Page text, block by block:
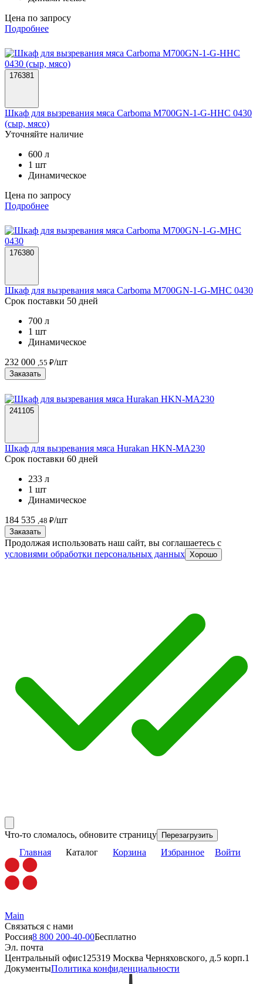
Цена по запросу
Подробнее
176381
Шкаф для вызревания мяса Carboma M700GN-1-G-HHC 0430
(сыр, мясо)
Уточняйте наличие
600 л
1 шт
Динамическое
Цена по запросу
Подробнее
176380
Шкаф для вызревания мяса Carboma M700GN-1-G-MHC 0430
Срок поставки 50 дней
700 л
1 шт
Динамическое
232 000 ,55 ₽/шт
Заказать
241105
Шкаф для вызревания мяса Hurakan HKN-MA230
Срок поставки 60 дней
233 л
1 шт
Динамическое
184 535 ,48 ₽/шт
Заказать
Продолжая использовать наш сайт, вы соглашаетесь c
условиями обработки персональных данных Хорошо
Что-то сломалось, обновите страницу Перезагрузить
Главная Каталог Корзина Избранное Войти
Main
Связаться с нами
Россия8 800 200-40-00Бесплатно
Эл. почта
Центральный офис125319 Москва Черняховского, д.5 корп.1
ДокументыПолитика конфиденциальности